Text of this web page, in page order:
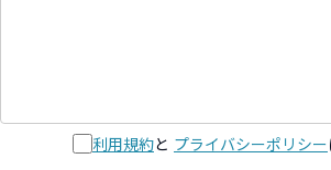
利用規約と プライバシーポリシー